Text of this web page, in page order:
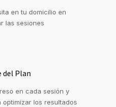
en tu domicilio en
las sesiones
del Plan
en cada sesión y
los resultados